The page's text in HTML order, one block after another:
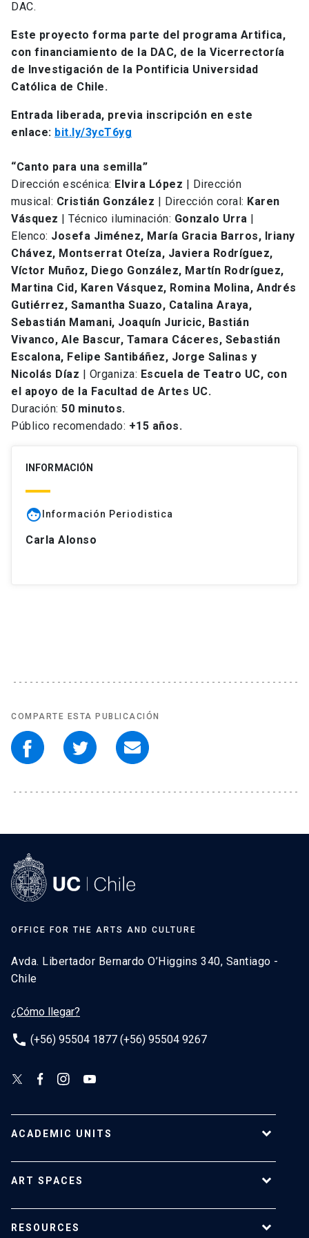
DAC.
Este proyecto forma parte del programa Artifica,
con financiamiento de la DAC, de la Vicerrectoría
de Investigación de la Pontificia Universidad
Católica de Chile.
Entrada liberada, previa inscripción en este
enlace: bit.ly/3ycT6yg
“Canto para una semilla”
Dirección escénica: Elvira López | Dirección
musical: Cristián González | Dirección coral: Karen
Vásquez | Técnico iluminación: Gonzalo Urra |
Elenco: Josefa Jiménez, María Gracia Barros, Iriany
Chávez, Montserrat Oteíza, Javiera Rodríguez,
Víctor Muñoz, Diego González, Martín Rodríguez,
Martina Cid, Karen Vásquez, Romina Molina, Andrés
Gutiérrez, Samantha Suazo, Catalina Araya,
Sebastián Mamani, Joaquín Juricic, Bastián
Vivanco, Ale Bascur, Tamara Cáceres, Sebastián
Escalona, Felipe Santibáñez, Jorge Salinas y
Nicolás Díaz | Organiza: Escuela de Teatro UC, con
el apoyo de la Facultad de Artes UC.
Duración: 50 minutos.
Público recomendado: +15 años.
INFORMACIÓN
face Información Periodistica
Carla Alonso
COMPARTE ESTA PUBLICACIÓN
OFFICE FOR THE ARTS AND CULTURE
Avda. Libertador Bernardo O’Higgins 340, Santiago -
Chile
¿Cómo llegar?
phone (+56) 95504 1877 (+56) 95504 9267
ACADEMIC UNITS
School of Design
School of Drama
ART SPACES
RESOURCES